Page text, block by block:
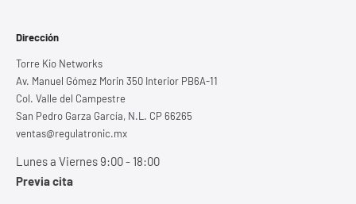
Dirección
Torre Kio Networks
Av. Manuel Gómez Morin 350 Interior PB6A-11
Col. Valle del Campestre
San Pedro Garza García, N.L. CP 66265
ventas@regulatronic.mx
Lunes a Viernes 9:00 - 18:00
Previa cita